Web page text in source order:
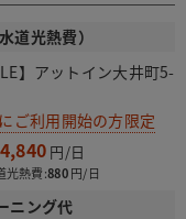
道光熱費）
】アットイン大井町5-
ご利用開始の方限定
4,840
光熱費:880
ニング代